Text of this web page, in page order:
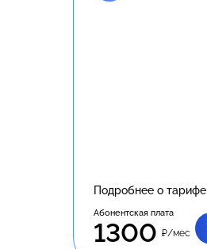
Подробнее о тарифе
Абонентская плата
1300 ₽/мес